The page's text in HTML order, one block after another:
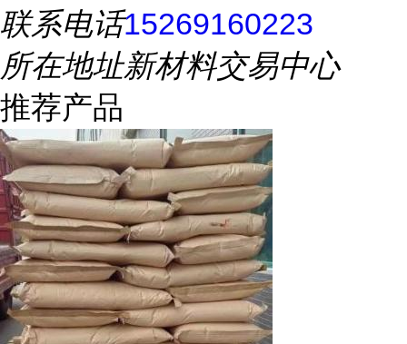
联系电话15269160223
所在地址新材料交易中心
推荐产品